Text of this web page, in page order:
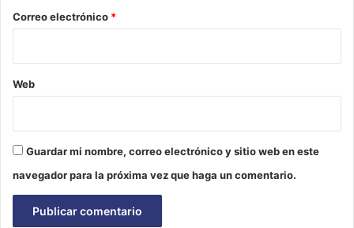
*
Correo electrónico *
Web
Guardar mi nombre, correo electrónico y sitio web en este
navegador para la próxima vez que haga un comentario.